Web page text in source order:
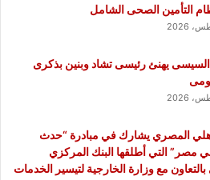
التأمين الصحى الشامل
يهنئ رئيسى تشاد وبنين بذكرى
المصري يشارك في مبادرة “حدث
مصر” التي أطلقها البنك المركزي
مع وزارة الخارجية لتيسير الخدمات